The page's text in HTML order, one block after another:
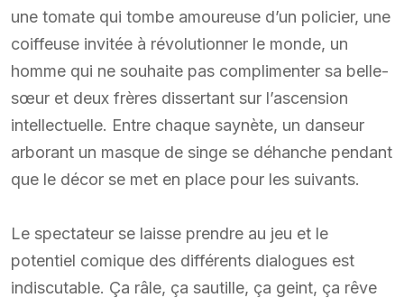
une tomate qui tombe amoureuse d’un policier, une
coiffeuse invitée à révolutionner le monde, un
homme qui ne souhaite pas complimenter sa belle-
sœur et deux frères dissertant sur l’ascension
intellectuelle. Entre chaque saynète, un danseur
arborant un masque de singe se déhanche pendant
que le décor se met en place pour les suivants.
Le spectateur se laisse prendre au jeu et le
potentiel comique des différents dialogues est
indiscutable. Ça râle, ça sautille, ça geint, ça rêve